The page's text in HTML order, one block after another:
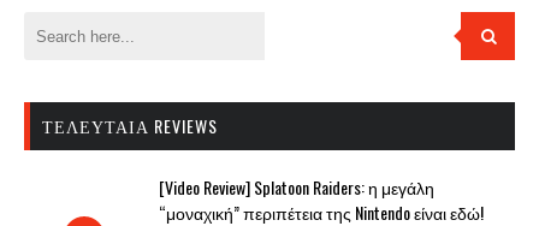
ΤΕΛΕΥΤΑΊΑ REVIEWS
[Video Review] Splatoon Raiders: η μεγάλη
“μοναχική” περιπέτεια της Nintendo είναι εδώ!